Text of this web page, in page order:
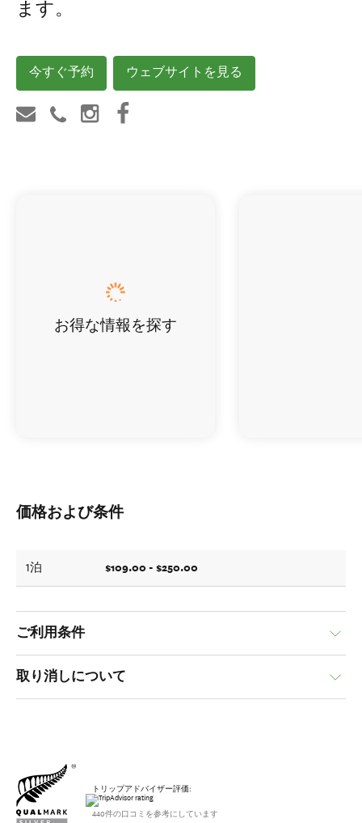
ます。
今すぐ予約 ウェブサイトを見る
価格および条件
1泊 $109.00 - $250.00
ご利用条件
取り消しについて
トリップアドバイザー評価:
440件の口コミを参考にしています
お得な情報を探す